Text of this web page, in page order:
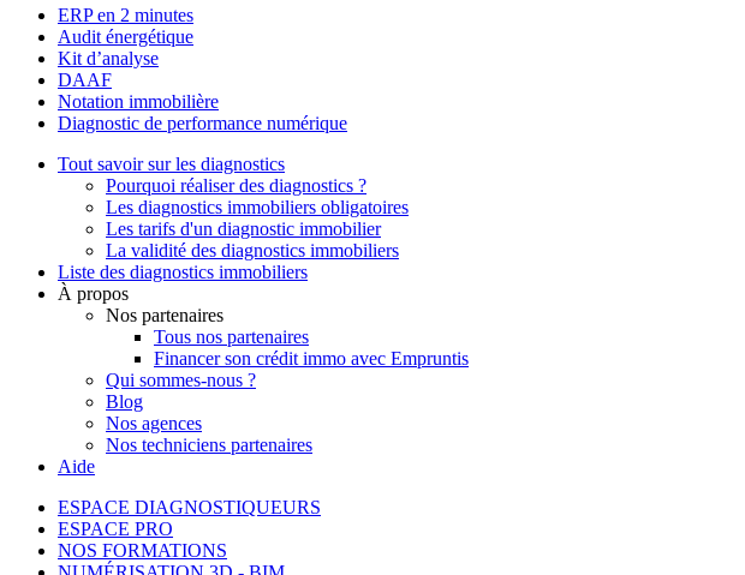
ERP en 2 minutes
Audit énergétique
Kit d’analyse
DAAF
Notation immobilière
Diagnostic de performance numérique
Tout savoir sur les diagnostics
Pourquoi réaliser des diagnostics ?
Les diagnostics immobiliers obligatoires
Les tarifs d'un diagnostic immobilier
La validité des diagnostics immobiliers
Liste des diagnostics immobiliers
À propos
Nos partenaires
Tous nos partenaires
Financer son crédit immo avec Empruntis
Qui sommes-nous ?
Blog
Nos agences
Nos techniciens partenaires
Aide
ESPACE DIAGNOSTIQUEURS
ESPACE PRO
NOS FORMATIONS